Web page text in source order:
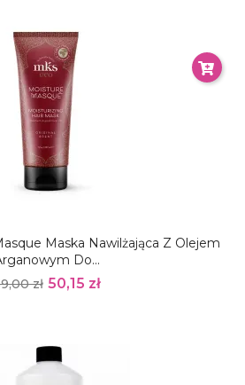
Maska Nawilżająca Z Olejem
Do...
zł 50,15 zł